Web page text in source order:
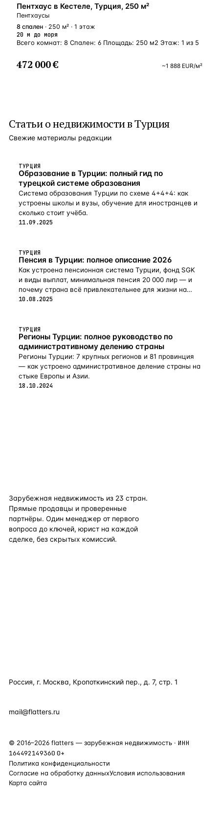
У МОРЯ
Пентхаус в Кестеле, Турция, 250 м²
Пентхаусы
8 спален · 250 м² · 1 этаж
20 м до моря
Всего комнат: 8 Спален: 6 Площадь: 250 м2 Этаж: 1 из 5
472 000 € ~1 888 EUR/м²
Статьи онедвижимости в Турция
Свежие материалы редакции
ТУРЦИЯ
Образование в Турции: полный гид по
турецкой системе образования
Система образования Турции по схеме 4+4+4: как
устроены школы и вузы, обучение для иностранцев и
сколько стоит учёба.
11.09.2025
ТУРЦИЯ
Пенсия в Турции: полное описание 2026
Как устроена пенсионная система Турции, фонд SGK
и виды выплат, минимальная пенсия 20 000 лир — и
почему страна всё привлекательнее для жизни на
пенсии в 2026-м.
10.08.2025
ТУРЦИЯ
Регионы Турции: полное руководство по
административному делению страны
Регионы Турции: 7 крупных регионов и 81 провинция
— как устроено административное деление страны на
стыке Европы и Азии.
18.10.2024
Зарубежная недвижимость из 23 стран.
Прямые продавцы и проверенные
партнёры. Один менеджер от первого
вопроса до ключей, юрист на каждой
сделке, без скрытых комиссий.
Россия, г. Москва, Кропоткинский пер., д. 7, стр. 1
mail@flatters.ru
© 2016–2026 flatters — зарубежная недвижимость · ИНН
164492149360 0+
Политика конфиденциальности
Согласие на обработку данныхУсловия использования
Карта сайта